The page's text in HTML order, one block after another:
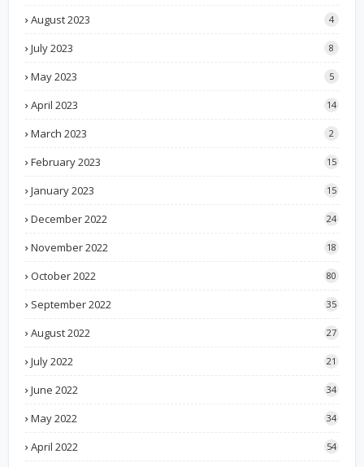
August 2023 4
July 2023 8
May 2023 5
April 2023 14
March 2023 2
February 2023 15
January 2023 15
December 2022 24
November 2022 18
October 2022 80
September 2022 35
August 2022 27
July 2022 21
June 2022 34
May 2022 34
April 2022 54